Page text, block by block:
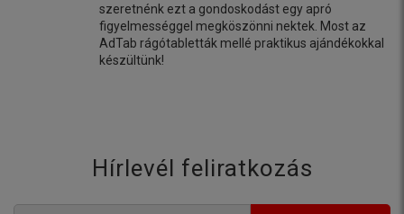
szeretnénk ezt a gondoskodást egy apró
figyelmességgel megköszönni nektek. Most az
AdTab rágótabletták mellé praktikus ajándékokkal
készültünk!
Hírlevél feliratkozás